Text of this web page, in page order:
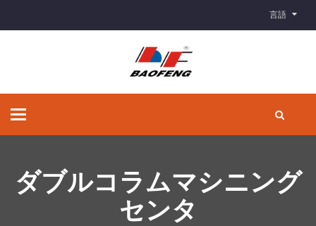
言語
ナ
シ
ョ
ダブルコラムマシニング
センタ